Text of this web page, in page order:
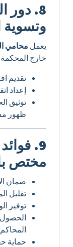
8. دور
وتسوية
يعمل محامي
خارج المحكمة
تقديم
إعداد
توثيق
ظهور
9.
مختص
ضمان
تقليل
توفير
الحصول
حماية